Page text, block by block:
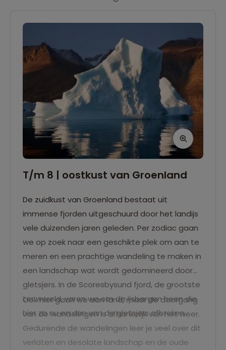
T/m 8 | oostkust van Groenland
De zuidkust van Groenland bestaat uit
immense fjorden uitgeschuurd door het landijs
vele duizenden jaren geleden. Per zodiac gaan
we op zoek naar een geschikte plek om aan te
meren en een prachtige wandeling te maken in
een landschap wat wordt gedomineerd door
gletsjers. In de Scoresbysund fjord, de grootste
ter wereld, varen we om de ijsbergen heen die
hier zo nu en dan van de gletsjers afbreken.
Ook hier gaan we aan land, maar de doorgang
van de wandelingen is afhankelijk van het weer.
Gedurende de wandelingen leer je veel over dit
verlaten en desolate landschap en de oude